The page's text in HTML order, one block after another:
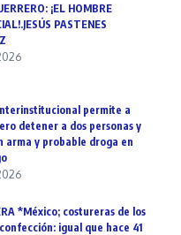
¡EL HOMBRE
PASTENES
permite a
detener a dos personas y
arma y probable droga en
*México; costureras de los
igual que hace 41